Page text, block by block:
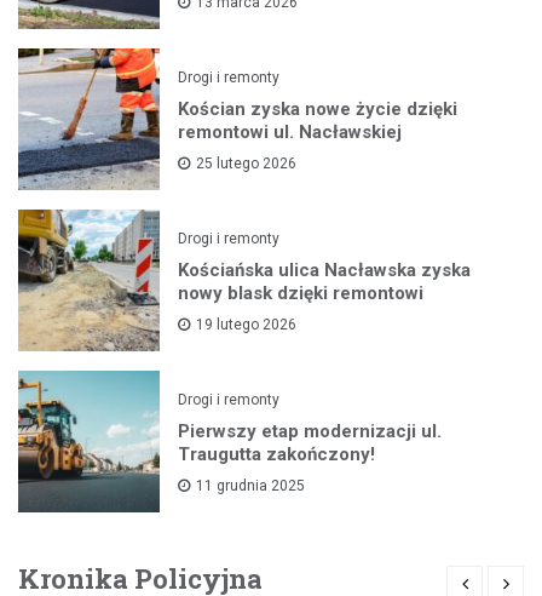
Drogi i remonty
Kościan zyska nowe życie dzięki
remontowi ul. Nacławskiej
25 lutego 2026
Drogi i remonty
Kościańska ulica Nacławska zyska
nowy blask dzięki remontowi
19 lutego 2026
Drogi i remonty
Pierwszy etap modernizacji ul.
Traugutta zakończony!
11 grudnia 2025
Kronika Policyjna